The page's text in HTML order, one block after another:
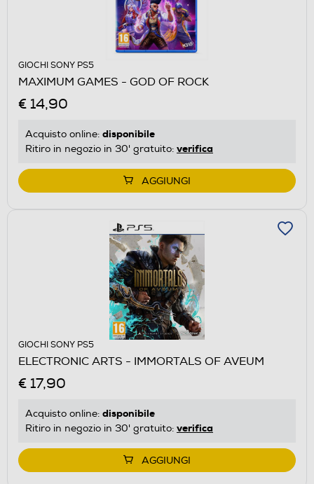
GIOCHI SONY PS5
MAXIMUM GAMES - GOD OF ROCK
€ 14,90
Acquisto online: disponibile
Ritiro in negozio in 30' gratuito: verifica
AGGIUNGI
GIOCHI SONY PS5
ELECTRONIC ARTS - IMMORTALS OF AVEUM
€ 17,90
Acquisto online: disponibile
Ritiro in negozio in 30' gratuito: verifica
AGGIUNGI